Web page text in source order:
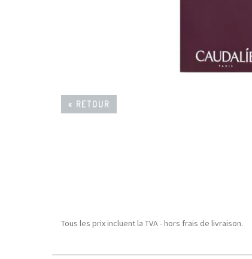
« RETOUR
Tous les prix incluent la TVA - hors frais de livraison.